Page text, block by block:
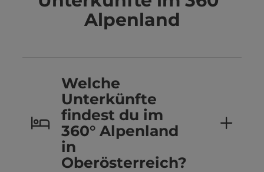
Alpenland
Welche
Unterkünfte
findest du im
360° Alpenland
in
Oberösterreich?